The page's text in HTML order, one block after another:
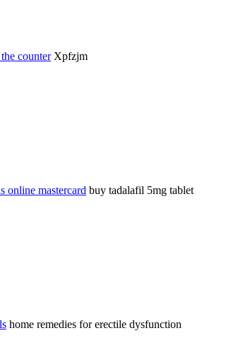
counterXpfzjm
online mastercard buy tadalafil 5mg tablet
home remedies for erectile dysfunction